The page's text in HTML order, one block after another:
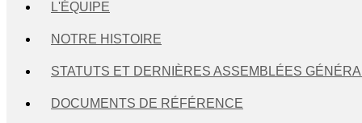
L'ÉQUIPE
NOTRE HISTOIRE
STATUTS ET DERNIÈRES ASSEMBLÉES
DOCUMENTS DE RÉFÉRENCE